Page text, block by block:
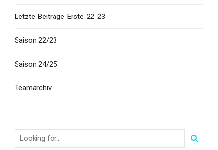
Letzte-Beiträge-Erste-22-23
Saison 22/23
Saison 24/25
Teamarchiv